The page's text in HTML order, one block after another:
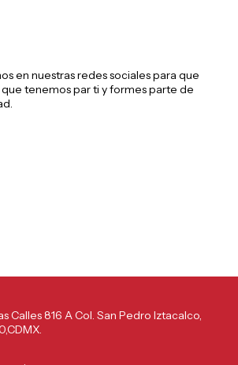
en nuestras redes sociales para que
tenemos par ti y formes parte de
Calles 816 A Col. San Pedro Iztacalco,